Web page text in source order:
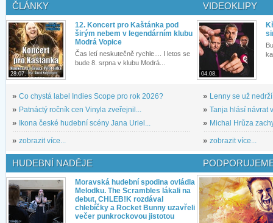
ČLÁNKY
28.07.
12. Koncert pro Kaštánka pod
širým nebem v legendárním klubu
Modrá Vopice
Čas letí neskutečně rychle.... I letos se
bude 8. srpna v klubu Modrá...
» Co chystá label Indies Scope pro rok 2026?
» Patnáctý ročník cen Vinyla zveřejnil...
»
Ikona české hudební scény Jana Uriel...
» zobrazit více...
VIDEOKLIPY
04.08.
» Lenny se už
» Tanja hlásí návrat
» Michal Hrůza
» zobrazit více...
HUDEBNÍ NADĚJE
Moravská hudební spodina ovládla
Melodku. The Scrambles lákali na
debut, CHLEB!K rozdával
chlebíčky a Rocket Bunny uzavřeli
večer punkrockovou jistotou